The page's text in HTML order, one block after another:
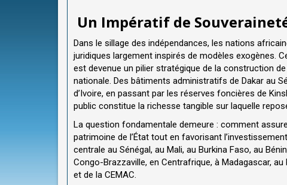
Un Impératif de
Dans le sillage des indépendances, les nations
juridiques largement inspirés de modèles exogènes.
est devenue un pilier stratégique de la construction
nationale. Des bâtiments administratifs de Dakar au
d’Ivoire, en passant par les réserves foncières de
public constitue la richesse tangible sur laquelle
La question fondamentale demeure : comment
patrimoine de l’État tout en favorisant
centrale au Sénégal, au Mali, au Burkina Faso, au
Congo-Brazzaville, en Centrafrique, à Madagascar,
et de la CEMAC.